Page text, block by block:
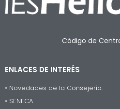
Código de
ENLACES DE INTERÉS
• Novedades de la Consejería.
• SENECA